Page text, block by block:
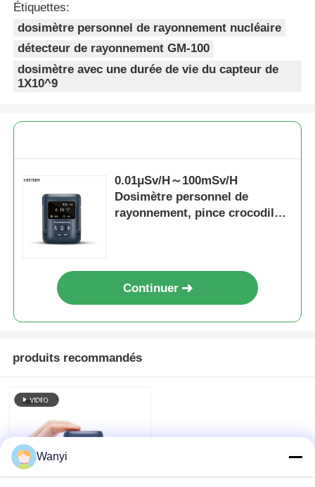
Étiquettes:
dosimètre personnel de rayonnement nucléaire
détecteur de rayonnement GM-100
dosimètre avec une durée de vie du capteur de
1X10^9
0.01μSv/H～100mSv/H
Dosimètre personnel de
rayonnement, pince crocodile,
Continuer
produits recommandés
Wanyi